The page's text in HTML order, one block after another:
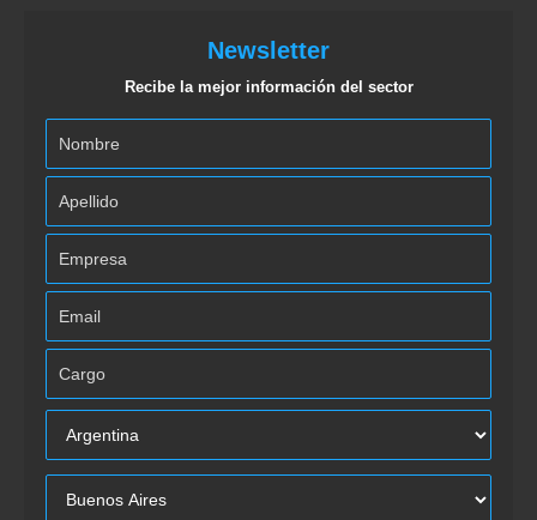
Newsletter
Recibe la mejor información del sector